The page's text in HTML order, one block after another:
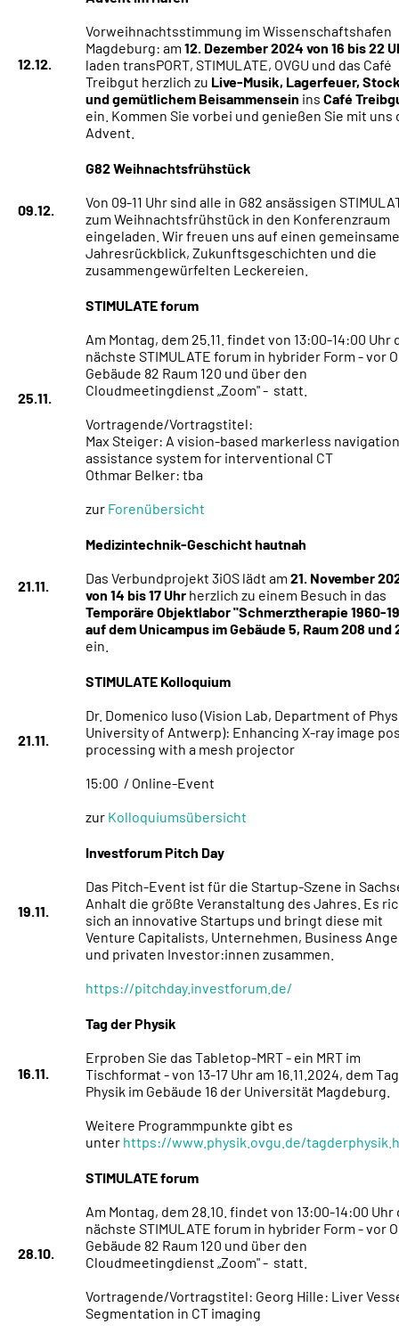
12.12.
Vorweihnachtsstimmung im Wissenschaftshafen
Magdeburg: am12. Dezember 2024 von 16 bis 22
laden transPORT, STIMULATE, OVGU und das Café
Treibgut herzlich zu Live-Musik, Lagerfeuer,
und gemütlichem Beisammensein insCafé
ein. Kommen Sie vorbei und genießen Sie mit uns
Advent.
09.12.
G82 Weihnachtsfrühstück
Von 09-11 Uhr sind alle in G82 ansässigen
zum Weihnachtsfrühstück in den Konferenzraum
eingeladen. Wir freuen uns auf einen
Jahresrückblick, Zukunftsgeschichten und die
zusammengewürfelten Leckereien.
25.11.
STIMULATE forum
Am Montag, dem 25.11. findet von 13:00-14:00 Uhr
nächste STIMULATE forum in hybrider Form - vor
Gebäude 82 Raum 120 und über den
Cloudmeetingdienst „Zoom" - statt.
Vortragende/Vortragstitel:
Max Steiger: A vision-based markerless
assistance system for interventional CT
Othmar Belker: tba
zur Forenübersicht
21.11.
Medizintechnik-Geschicht hautnah
Das Verbundprojekt 3iOS lädt am21. November
von 14 bis 17 Uhr herzlich zu einem Besuch in das
Temporäre Objektlabor "Schmerztherapie 1960-
auf dem Unicampus im Gebäude 5, Raum 208 und
ein.
21.11.
STIMULATE Kolloquium
Dr. Domenico Iuso (Vision Lab, Department of
University of Antwerp): Enhancing X-ray image
processing with a mesh projector
15:00 / Online-Event
zur Kolloquiumsübersicht
19.11.
Investforum Pitch Day
Das Pitch-Event ist für die Startup-Szene in
Anhalt die größte Veranstaltung des Jahres. Es
sich an innovative Startups und bringt diese mit
Venture Capitalists, Unternehmen, Business
und privaten Investor:innen zusammen.
https://pitchday.investforum.de/
16.11.
Tag der Physik
Erproben Sie das Tabletop-MRT - ein MRT im
Tischformat - von 13-17 Uhr am 16.11.2024, dem
Physik im Gebäude 16 der Universität Magdeburg.
Weitere Programmpunkte gibt es
unter https://www.physik.ovgu.de/
28.10.
STIMULATE forum
Am Montag, dem 28.10. findet von 13:00-14:00 Uhr
nächste STIMULATE forum in hybrider Form - vor
Gebäude 82 Raum 120 und über den
Cloudmeetingdienst „Zoom" - statt.
Vortragende/Vortragstitel: Georg Hille: Liver
Segmentation in CT imaging